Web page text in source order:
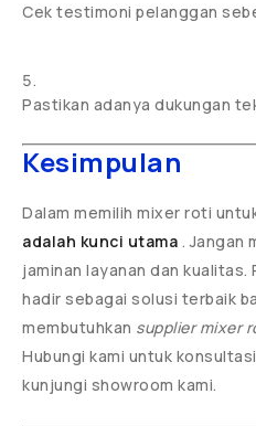
Cek testimoni pelanggan
Pastikan adanya dukungan
Kesimpulan
Dalam memilih mixer roti
adalah kunci utama . Jangan
jaminan layanan dan kualitas.
hadir sebagai solusi terbaik
membutuhkan supplier mixer
Hubungi kami untuk
kunjungi showroom kami.